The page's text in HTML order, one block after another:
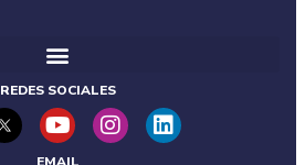
REDES SOCIALES